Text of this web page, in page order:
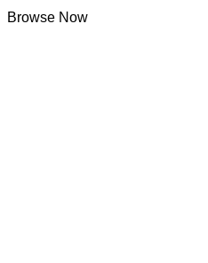
Browse Now